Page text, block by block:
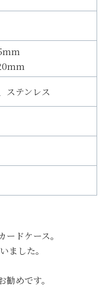
ステンレス
ドケース。
ました。
めです。